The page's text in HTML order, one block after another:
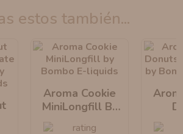
estos también...
Aroma Cookie
MiniLongfill By